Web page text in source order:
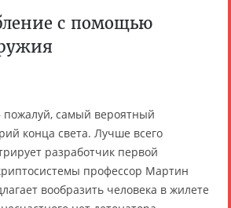
с помощью
самый вероятный
конца света. Лучше всего
разработчик первой
профессор Мартин
вообразить человека в жилете